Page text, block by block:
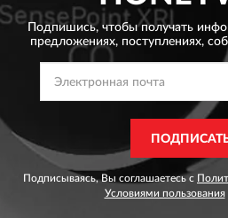
Подпишись, чтобы получать
предложениях, поступлениях,
Подписываясь, Вы соглашаетесь с
Условиями пользования